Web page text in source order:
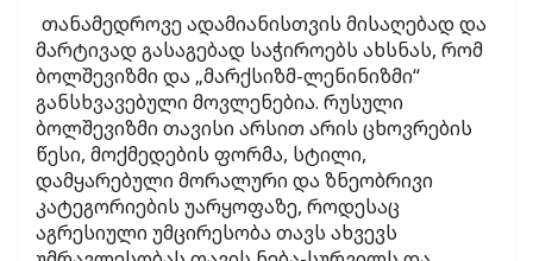
თანამედროვე ადამიანისთვის მისაღებად და
მარტივად გასაგებად საჭიროებს ახსნას, რომ
ბოლშევიზმი და „მარქსიზმ-ლენინიზმი“
განსხვავებული მოვლენებია. რუსული
ბოლშევიზმი თავისი არსით არის ცხოვრების
წესი, მოქმედების ფორმა, სტილი,
დამყარებული მორალური და ზნეობრივი
კატეგორიების უარყოფაზე, როდესაც
აგრესიული უმცირესობა თავს ახვევს